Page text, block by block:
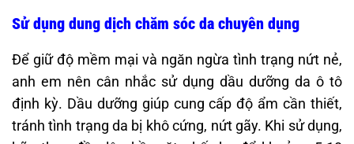
Sử dụng dung dịch chăm sóc da chuyên dụng
Để giữ độ mềm mại và ngăn ngừa tình trạng nứt nẻ,
anh em nên cân nhắc sử dụng dầu dưỡng da ô tô
định kỳ. Dầu dưỡng giúp cung cấp độ ẩm cần thiết,
tránh tình trạng da bị khô cứng, nứt gãy. Khi sử dụng,